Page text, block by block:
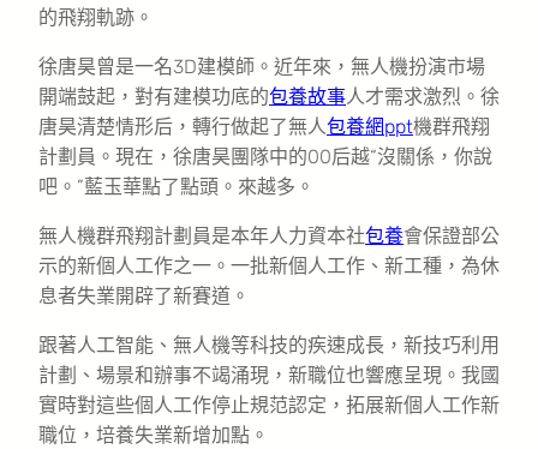
的飛翔軌跡。
徐唐昊曾是一名3D建模師。近年來，無人機扮演市場
開端鼓起，對有建模功底的包養故事人才需求激烈。徐
唐昊清楚情形后，轉行做起了無人包養網ppt機群飛翔
計劃員。現在，徐唐昊團隊中的00后越“沒關係，你說
吧。”藍玉華點了點頭。來越多。
無人機群飛翔計劃員是本年人力資本社包養會保證部公
示的新個人工作之一。一批新個人工作、新工種，為休
息者失業開辟了新賽道。
跟著人工智能、無人機等科技的疾速成長，新技巧利用
計劃、場景和辦事不竭涌現，新職位也響應呈現。我國
實時對這些個人工作停止規范認定，拓展新個人工作新
職位，培養失業新增加點。